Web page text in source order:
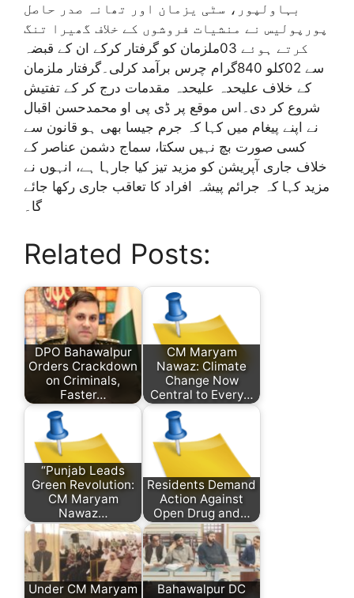
بہاولپور، سٹی یزمان اور تھانہ صدر حاصل
پورپولیس نے منشیات فروشوں کے خلاف گھیرا تنگ
کرتے ہوئے 03ملزمان کو گرفتار کرکے ان کے قبضہ
سے 02کلو 840گرام چرس برآمد کرلی۔گرفتار ملزمان
کے خلاف علیحدہ علیحدہ مقدمات درج کر کے تفتیش
شروع کر دی۔اس موقع پر ڈی پی او محمدحسن اقبال
نے اپنے پیغام میں کہا کہ جرم جیسا بھی ہو قانون سے
کسی صورت بچ نہیں سکتا، سماج دشمن عناصر کے
خلاف جاری آپریشن کو مزید تیز کیا جارہا ہے، انہوں نے
مزید کہا کہ جرائم پیشہ افراد کا تعاقب جاری رکھا جائے
گا۔
Related Posts:
DPO Bahawalpur
Orders Crackdown
on Criminals,
Faster…
CM Maryam
Nawaz: Climate
Change Now
Central to Every…
“Punjab Leads
Green Revolution:
CM Maryam
Nawaz…
Residents Demand
Action Against
Open Drug and…
Under CM Maryam
Bahawalpur DC